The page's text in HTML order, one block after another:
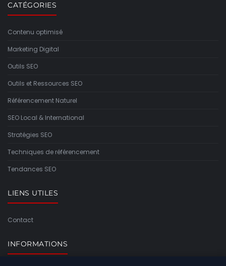
CATÉGORIES
Contenu optimisé
Marketing Digital
Outils SEO
Outils et Ressources SEO
Référencement Naturel
SEO Local & International
Stratégies SEO
Techniques de référencement
Tendances SEO
LIENS UTILES
Contact
INFORMATIONS